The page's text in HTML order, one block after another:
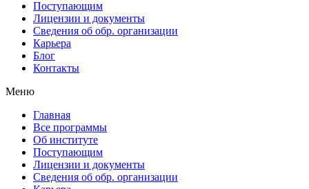
Поступающим
Лицензии и документы
Сведения об обр. организации
Карьера
Блог
Контакты
Меню
Главная
Все программы
Об институте
Поступающим
Лицензии и документы
Сведения об обр. организации